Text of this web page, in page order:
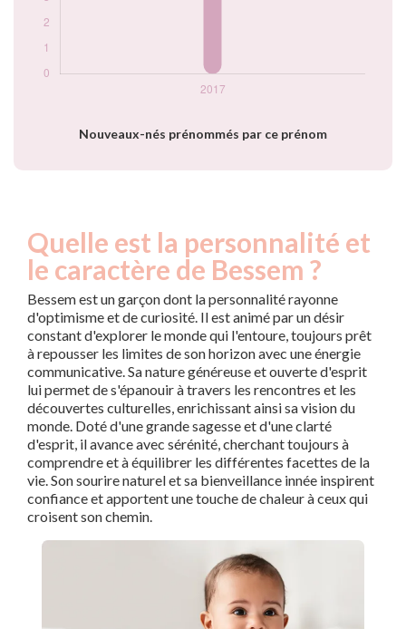
Nouveaux-nés prénommés par ce prénom
Quelle est la personnalité et
le caractère de Bessem ?
Bessem est un garçon dont la personnalité rayonne
d'optimisme et de curiosité. Il est animé par un désir
constant d'explorer le monde qui l'entoure, toujours prêt
à repousser les limites de son horizon avec une énergie
communicative. Sa nature généreuse et ouverte d'esprit
lui permet de s'épanouir à travers les rencontres et les
découvertes culturelles, enrichissant ainsi sa vision du
monde. Doté d'une grande sagesse et d'une clarté
d'esprit, il avance avec sérénité, cherchant toujours à
comprendre et à équilibrer les différentes facettes de la
vie. Son sourire naturel et sa bienveillance innée inspirent
confiance et apportent une touche de chaleur à ceux qui
croisent son chemin.